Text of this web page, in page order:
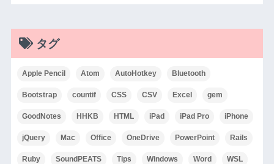
タグ
Apple Pencil Atom AutoHotkey Bluetooth
Bootstrap countif CSS CSV Excel gem
GoodNotes HHKB HTML iPad iPad Pro iPhone
jQuery Mac Office OneDrive PowerPoint Rails
Ruby SoundPEATS Tips Windows Word WSL